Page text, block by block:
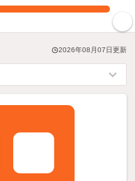
2026年08月07日更新